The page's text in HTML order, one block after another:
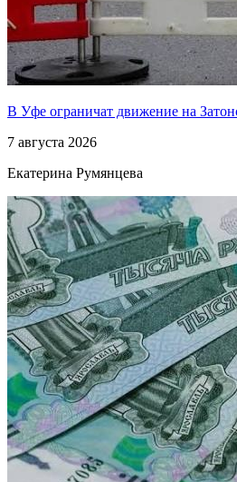
В Уфе ограничат движение на
7 августа 2026
Екатерина Румянцева